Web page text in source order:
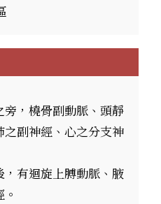
旁，橈骨副動脈、頭靜
副神經、心之分支神
有迴旋上膊動脈、腋